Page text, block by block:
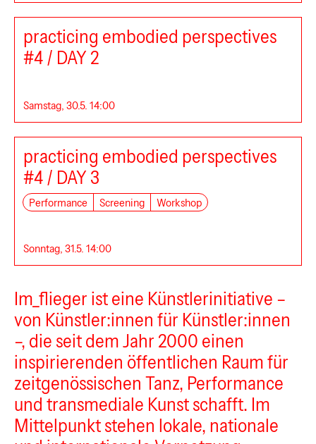
practicing embodied perspectives
#4 / DAY 2
Samstag, 30.5. 14:00
practicing embodied perspectives
#4 / DAY 3
Performance Screening Workshop
Sonntag, 31.5. 14:00
Im_flieger ist eine Künstlerinitiative –
von Künstler:innen für Künstler:innen
–, die seit dem Jahr 2000 einen
inspirierenden öffentlichen Raum für
zeitgenössischen Tanz, Performance
und transmediale Kunst schafft. Im
Mittelpunkt stehen lokale, nationale
Im_flieger